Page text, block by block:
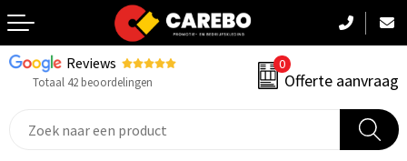
Reviews
Totaal 42 beoordelingen
0
Offerte aanvraag
Terug